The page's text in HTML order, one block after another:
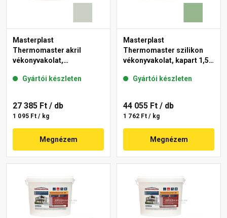
Masterplast
Thermomaster akril
vékonyvakolat,
43-E 25 kg
Gyártói készleten
27 385 Ft / db
1 095 Ft / kg
Megnézem
Masterplast
Thermomaster szilikon
vékonyvakolat, kapart 1,5
Gyártói készleten
44 055 Ft / db
1 762 Ft / kg
Megnézem